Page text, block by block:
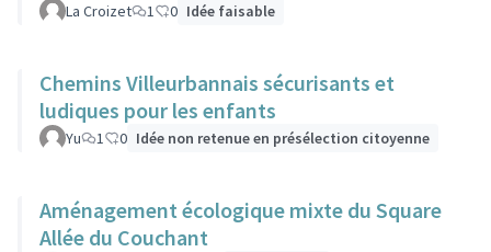
La Croizet 1 0 Idée faisable
Chemins Villeurbannais sécurisants et
ludiques pour les enfants
Yu 1 0 Idée non retenue en présélection citoyenne
Aménagement écologique mixte du Square
Allée du Couchant